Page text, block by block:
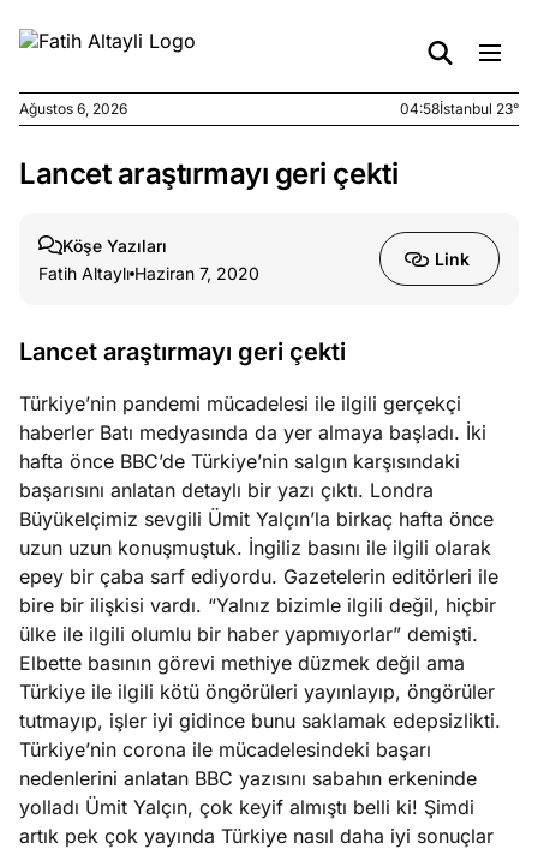
Ağustos
stok
caiz
Ağustos
umutlu
ister
Ağustos
3, 2026
yerde
şeye ne
Köşe
Yazıları
Spor
Yazıları
Yazıları
Ağustos 6, 2026 04:58İstanbul 23°
Lancet araştırmayı geri çekti
Köşe Yazıları
Fatih Altaylı Haziran 7, 2020
Link
Lancet araştırmayı geri çekti
Türkiye’nin pandemi mücadelesi ile ilgili gerçekçi
haberler Batı medyasında da yer almaya başladı. İki
hafta önce BBC’de Türkiye’nin salgın karşısındaki
başarısını anlatan detaylı bir yazı çıktı. Londra
Büyükelçimiz sevgili Ümit Yalçın’la birkaç hafta önce
uzun uzun konuşmuştuk. İngiliz basını ile ilgili olarak
epey bir çaba sarf ediyordu. Gazetelerin editörleri ile
bire bir ilişkisi vardı. “Yalnız bizimle ilgili değil, hiçbir
ülke ile ilgili olumlu bir haber yapmıyorlar” demişti.
Elbette basının görevi methiye düzmek değil ama
Türkiye ile ilgili kötü öngörüleri yayınlayıp, öngörüler
tutmayıp, işler iyi gidince bunu saklamak edepsizlikti.
Türkiye’nin corona ile mücadelesindeki başarı
nedenlerini anlatan BBC yazısını sabahın erkeninde
yolladı Ümit Yalçın, çok keyif almıştı belli ki! Şimdi
artık pek çok yayında Türkiye nasıl daha iyi sonuçlar